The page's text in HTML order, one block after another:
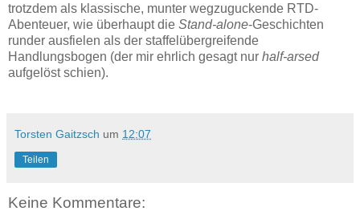
trotzdem als klassische, munter wegzuguckende RTD-
Abenteuer, wie überhaupt die Stand-alone-Geschichten
runder ausfielen als der staffelübergreifende
Handlungsbogen (der mir ehrlich gesagt nur half-arsed
aufgelöst schien).
Torsten Gaitzsch um 12:07
Teilen
Keine Kommentare: